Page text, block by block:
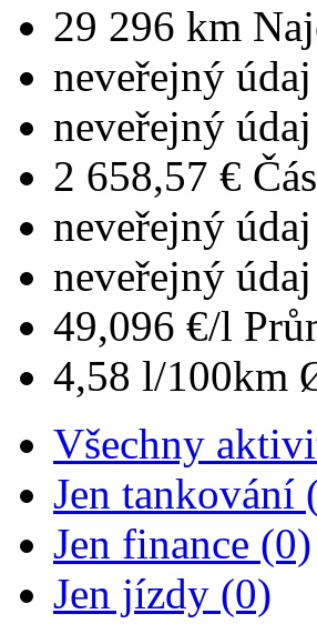
29 296 km
neveřejný údaj
neveřejný údaj
2 658,57 €
neveřejný údaj
neveřejný údaj
49,096 €/l
4,58 l/100km
Všechny
Jen tankování
Jen finance (0)
Jen jízdy (0)